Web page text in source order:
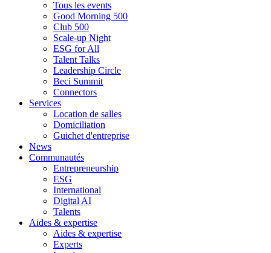
Tous les events
Good Morning 500
Club 500
Scale-up Night
ESG for All
Talent Talks
Leadership Circle
Beci Summit
Connectors
Services
Location de salles
Domiciliation
Guichet d'entreprise
News
Communautés
Entrepreneurship
ESG
International
Digital AI
Talents
Aides & expertise
Aides & expertise
Experts